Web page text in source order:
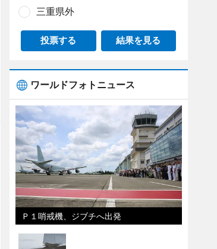
三重県外
投票する 結果を見る
ワールドフォトニュース
Ｐ１哨戒機、ジブチへ出発